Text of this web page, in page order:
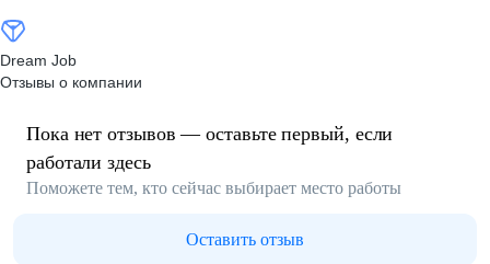
Dream Job
Отзывы о компании
Пока нет отзывов — оставьте первый, если
работали здесь
Поможете тем, кто сейчас выбирает место работы
Оставить отзыв